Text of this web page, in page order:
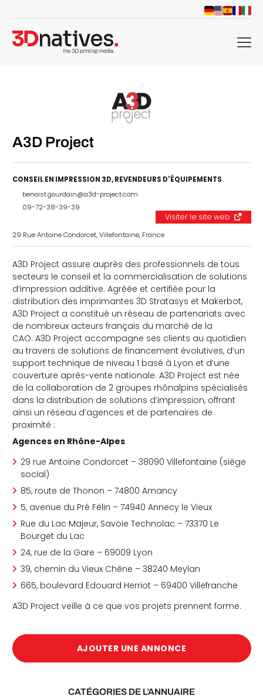
menu
A3D Project
CONSEIL EN IMPRESSION 3D,REVENDEURS D'ÉQUIPEMENTS
benoist.gourdain@a3d-project.com
09-72-38-39-39
Visiter le site web
29 Rue Antoine Condorcet, Villefontaine, France
A3D Project assure auprès des professionnels de tous
secteurs le conseil et la commercialisation de solutions
d’impression additive. Agréée et certifiée pour la
distribution des imprimantes 3D Stratasys et Makerbot,
A3D Project a constitué un réseau de partenariats avec
de nombreux acteurs français du marché de la
CAO. A3D Project accompagne ses clients au quotidien
au travers de solutions de financement évolutives, d’un
support technique de niveau 1 basé à Lyon et d’une
couverture après-vente nationale. A3D Project est née
de la collaboration de 2 groupes rhônalpins spécialisés
dans la distribution de solutions d’impression, offrant
ainsi un réseau d’agences et de partenaires de
proximité :
Agences en Rhône-Alpes
29 rue Antoine Condorcet – 38090 Villefontaine (siège
social)
85, route de Thonon – 74800 Amancy
5, avenue du Pré Félin – 74940 Annecy le Vieux
Rue du Lac Majeur, Savoie Technolac – 73370 Le
Bourget du Lac
24, rue de la Gare – 69009 Lyon
39, chemin du Vieux Chêne – 38240 Meylan
665, boulevard Edouard Herriot – 69400 Villefranche
A3D Project veille à ce que vos projets prennent forme.
AJOUTER UNE ANNONCE
CATÉGORIES DE L’ANNUAIRE